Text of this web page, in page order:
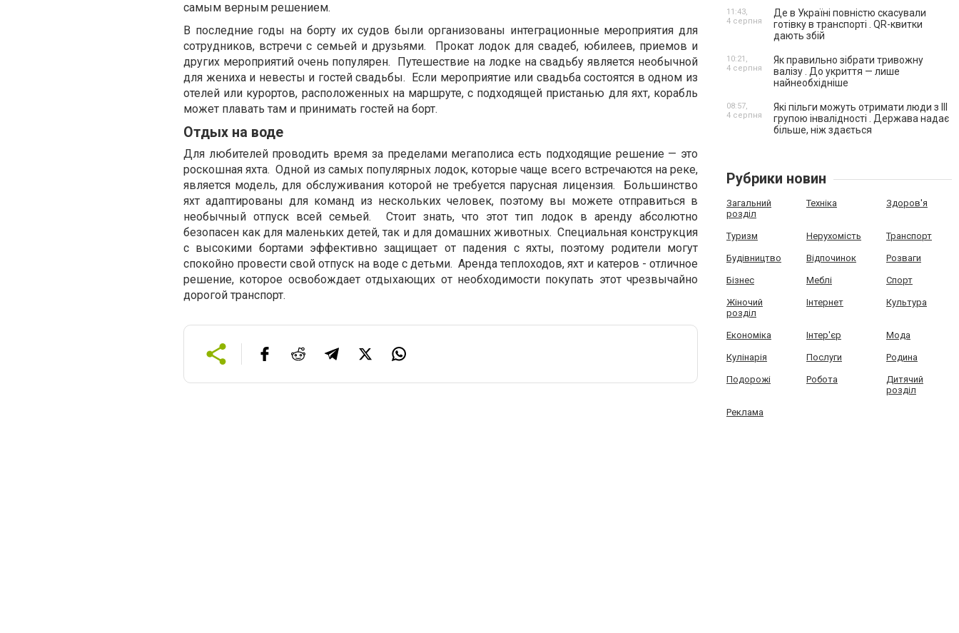
самым верным решением.
В последние годы на борту их судов были организованы интеграционные мероприятия для
сотрудников, встречи с семьей и друзьями.
Прокат лодок для свадеб, юбилеев, приемов и
других мероприятий очень популярен.
Путешествие на лодке на свадьбу является необычной
для жениха и невесты и гостей свадьбы. Если мероприятие или свадьба состоятся в одном из
отелей или курортов, расположенных на маршруте, с подходящей пристанью для яхт, корабль
может плавать там и принимать гостей на борт.
Отдых на воде
Для любителей проводить время за пределами мегаполиса есть подходящие решение — это
роскошная яхта. Одной из самых популярных лодок, которые чаще всего встречаются на реке,
является модель, для обслуживания которой не требуется парусная лицензия.
Большинство
яхт адаптированы для команд из нескольких человек, поэтому вы можете отправиться в
необычный отпуск всей семьей.
Стоит знать, что этот тип лодок в аренду абсолютно
безопасен как для маленьких детей, так и для домашних животных. Специальная конструкция
с высокими бортами эффективно защищает от падения с яхты, поэтому родители могут
спокойно провести свой отпуск на воде с детьми. Аренда теплоходов, яхт и катеров - отличное
решение, которое освобождает отдыхающих от необходимости покупать этот чрезвычайно
дорогой транспорт.
Де в Україні повністю скасували
готівку в транспорті . QR-квитки
дають збій
11:43,
4 серпня
Як правильно зібрати тривожну
валізу . До укриття — лише
найнеобхідніше
10:21,
4 серпня
Які пільги можуть отримати люди з III
групою інвалідності . Держава надає
більше, ніж здається
08:57,
4 серпня
Рубрики новин
Загальний
розділ
Техніка Здоров'я
Туризм Нерухомість Транспорт
Будівництво Відпочинок Розваги
Бізнес Меблі Спорт
Жіночий
розділ
Інтернет Культура
Економіка Інтер'єр Мода
Кулінарія Послуги Родина
Подорожі Робота
Дитячий
розділ
Реклама